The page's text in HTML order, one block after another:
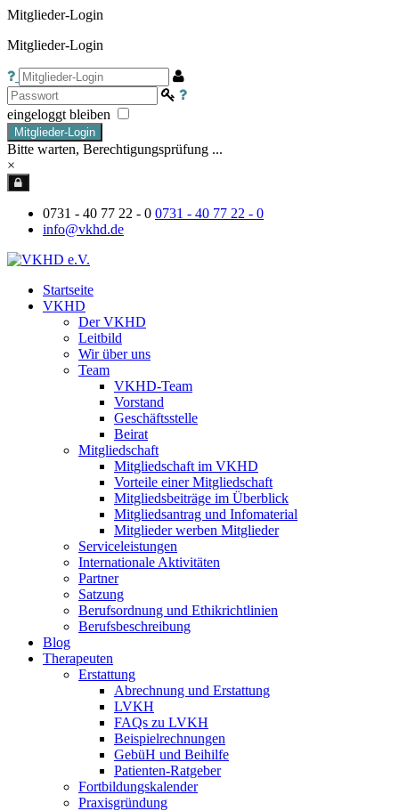
Mitglieder-Login
Mitglieder-Login
eingeloggt bleiben
Mitglieder-Login
Bitte warten, Berechtigungsprüfung ...
×
0731 - 40 77 22 - 0 0731 - 40 77 22 - 0
info@vkhd.de
Startseite
VKHD
Der VKHD
Leitbild
Wir über uns
Team
VKHD-Team
Vorstand
Geschäftsstelle
Beirat
Mitgliedschaft
Mitgliedschaft im VKHD
Vorteile einer Mitgliedschaft
Mitgliedsbeiträge im Überblick
Mitgliedsantrag und Infomaterial
Mitglieder werben Mitglieder
Serviceleistungen
Internationale Aktivitäten
Partner
Satzung
Berufsordnung und Ethikrichtlinien
Berufsbeschreibung
Blog
Therapeuten
Erstattung
Abrechnung und Erstattung
LVKH
FAQs zu LVKH
Beispielrechnungen
GebüH und Beihilfe
Patienten-Ratgeber
Fortbildungskalender
Praxisgründung